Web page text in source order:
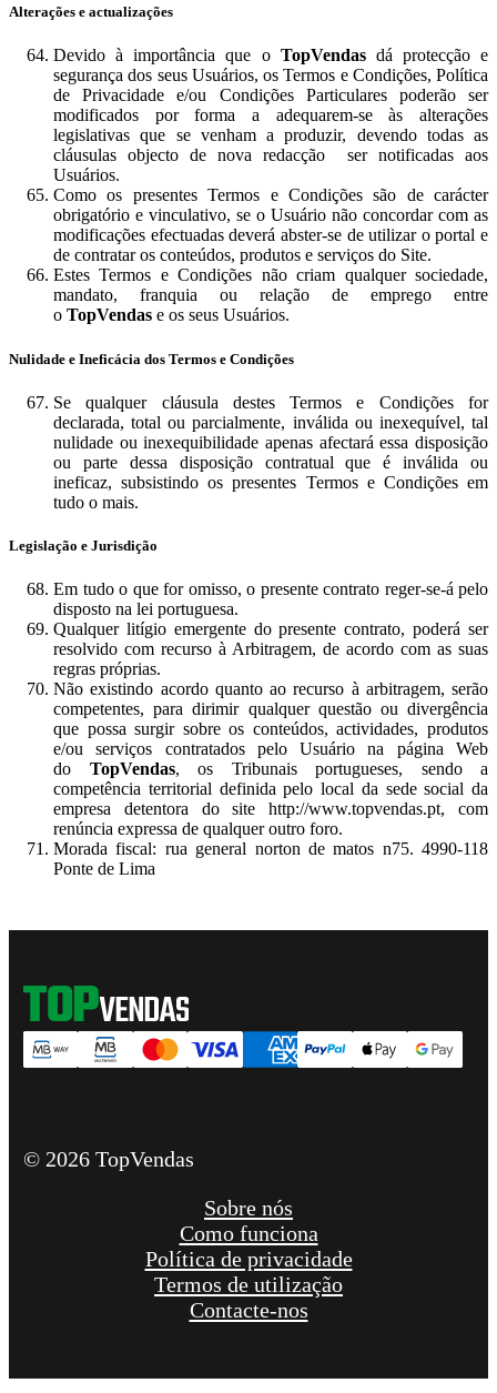
Alterações e actualizações
Devido à importância que o TopVendasdá protecção e
segurança dos seus Usuários, os Termos e Condições, Política
de Privacidade e/ou Condições Particulares poderão ser
modificados por forma a adequarem-se às alterações
legislativas que se venham a produzir, devendo todas as
cláusulas objecto de nova redacção ser notificadas aos
Usuários.
Como os presentes Termos e Condições são de carácter
obrigatório e vinculativo, se o Usuário não concordar com as
modificações efectuadas deverá abster-se de utilizar o portal e
de contratar os conteúdos, produtos e serviços do Site.
Estes Termos e Condições não criam qualquer sociedade,
mandato, franquia ou relação de emprego entre
o TopVendas e os seus Usuários.
Nulidade e Ineficácia dos Termos e Condições
Se qualquer cláusula destes Termos e Condições for
declarada, total ou parcialmente, inválida ou inexequível, tal
nulidade ou inexequibilidade apenas afectará essa disposição
ou parte dessa disposição contratual que é inválida ou
ineficaz, subsistindo os presentes Termos e Condições em
tudo o mais.
Legislação e Jurisdição
Em tudo o que for omisso, o presente contrato reger-se-á pelo
disposto na lei portuguesa.
Qualquer litígio emergente do presente contrato, poderá ser
resolvido com recurso à Arbitragem, de acordo com as suas
regras próprias.
Não existindo acordo quanto ao recurso à arbitragem, serão
competentes, para dirimir qualquer questão ou divergência
que possa surgir sobre os conteúdos, actividades, produtos
e/ou serviços contratados pelo Usuário na página Web
do TopVendas, os Tribunais portugueses, sendo a
competência territorial definida pelo local da sede social da
empresa detentora do site http://www.topvendas.pt, com
renúncia expressa de qualquer outro foro.
Morada fiscal: rua general norton de matos n75. 4990-118
Ponte de Lima
© 2026 TopVendas
Sobre nós
Como funciona
Política de privacidade
Termos de utilização
Contacte-nos